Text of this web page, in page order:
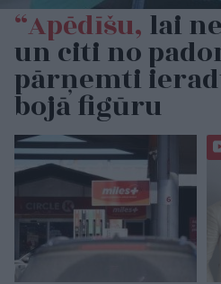
“Apēdīšu, lai
un citi no
pārņemti
bojā figūru